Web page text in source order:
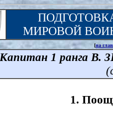
МИРОВОЙ
[на
Капитан 1 ранга В.
1.